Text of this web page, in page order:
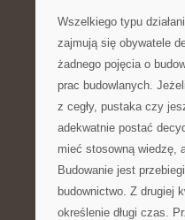
Wszelkiego typu
zajmują się obywatele
żadnego pojęcia o
prac budowlanych.
z cegły, pustaka czy
adekwatnie postać
mieć stosowną wiedzę,
Budowanie jest
budownictwo. Z drugiej
określenie długi czas.